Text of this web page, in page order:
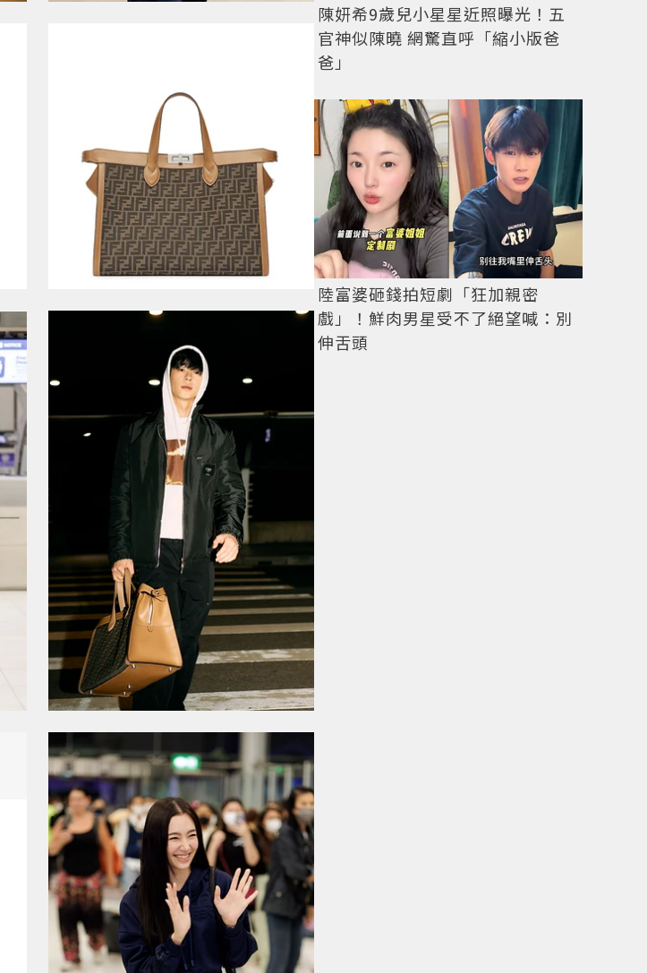
陳妍希9歲兒小星星近照曝光！五
官神似陳曉 網驚直呼「縮小版爸
爸」
陸富婆砸錢拍短劇「狂加親密
戲」！鮮肉男星受不了絕望喊：別
伸舌頭